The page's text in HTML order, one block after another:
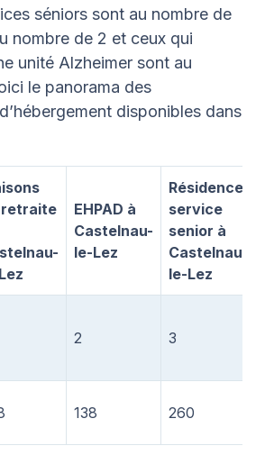
séniors sont au nombre de
nombre de 2 et ceux qui
unité Alzheimer sont au
le panorama des
disponibles dans
retraite
EHPAD à
Castelnau-
le-Lez
Résidence
service
senior à
Castelnau-
le-Lez
2 3
138 260